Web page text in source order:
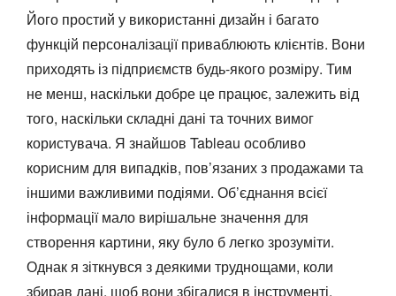
Його простий у використанні дизайн і багато
функцій персоналізації приваблюють клієнтів. Вони
приходять із підприємств будь-якого розміру. Тим
не менш, наскільки добре це працює, залежить від
того, наскільки складні дані та точних вимог
користувача. Я знайшов Tableau особливо
корисним для випадків, пов’язаних з продажами та
іншими важливими подіями. Об’єднання всієї
інформації мало вирішальне значення для
створення картини, яку було б легко зрозуміти.
Однак я зіткнувся з деякими труднощами, коли
збирав дані, щоб вони збігалися в інструменті.